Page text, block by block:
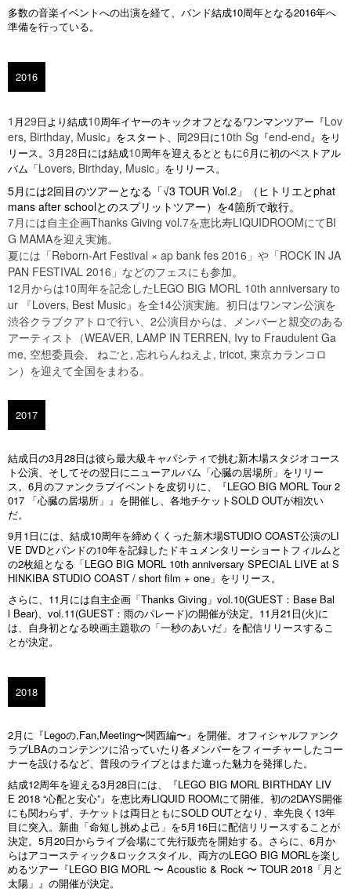
多数の音楽イベントへの出演を経て、バンド結成10周年となる2016年へ
準備を行っている。
2016
1 月29日より結成10周年イヤーのキックオフとなるワンマンツアー『Lov
ers, Birthday, Music』をスタート、 同29日に10th Sg 『end-end』をリ
リース。 3月28日には結成10周年を迎えるとともに6月に初のベストアル
バム「Lovers, Birthday, Music 」をリリース。
5月には2回目のツアーとなる「√3 TOUR Vol.2 」（ヒトリエとphat
mans after schoolとのスプリットツアー）を4箇所で敢行。
7月には自主企画Thanks Giving vol.7を恵比寿LIQUIDROOMにてBI
G MAMAを迎え実施。
夏には「Reborn‑Art Festival × ap bank fes 2016 」や「ROCK IN JA
PAN FESTIVAL 2016 」などのフェスにも参加。
12月からは10周年を記念したLEGO BIG MORL 10th anniversary to
ur 『Lovers, Best Music』を全14公演実施。初日はワンマン公演を
渋谷クラブクアトロで行い、 2公演目からは、メンバーと親交のある
アーティスト（WEAVER, LAMP IN TERREN, Ivy to Fraudulent Ga
me, 空想委員会, ねごと, 忘れらんねえよ, tricot, 東京カランコロ
ン）を迎えて全国をまわる。
2017
結成日の3月28日は彼ら最大級キャパシティで挑む新木場スタジオコース
ト公演、そしてその翌日にニューアルバム「心臓の居場所」をリリー
ス。6月のファンクラブイベントを皮切りに、『LEGO BIG MORL Tour 2
017 「心臓の居場所」』を開催し、各地チケットSOLD OUTが相次い
だ。
9月1日には、結成10周年を締めくくった新木場STUDIO COAST公演のLI
VE DVDとバンドの10年を記録したドキュメンタリーショートフィルムと
の2枚組となる「LEGO BIG MORL 10th anniversary SPECIAL LIVE at S
HINKIBA STUDIO COAST / short film + one」をリリース。
さらに、11月には自主企画「Thanks Giving」vol.10(GUEST：Base Bal
l Bear)、vol.11(GUEST：雨のパレード)の開催が決定。11月21日(火)に
は、自身初となる映画主題歌の「一秒のあいだ」を配信リリースするこ
とが決定。
2018
2月に『Legoの,Fan,Meeting〜関西編〜』を開催。オフィシャルファンク
ラブLBAのコンテンツに沿っていたり各メンバーをフィーチャーしたコー
ナーを設けるなど、普段のライブとはまた違った魅力を発揮した。
結成12周年を迎える3月28日には、『LEGO BIG MORL BIRTHDAY LIV
E 2018 “心配と安心”』を恵比寿LIQUID ROOMにて開催。初の2DAYS開催
にも関わらず、チケットは両日ともにSOLD OUTとなり、幸先良く13年
目に突入。新曲「命短し挑めよ己」を5月16日に配信リリースすることが
決定。5月20日からライブ会場にて先行販売を開始する。さらに、6月か
らはアコースティック&ロックスタイル、両方のLEGO BIG MORLを楽し
めるツアー『LEGO BIG MORL 〜 Acoustic & Rock 〜 TOUR 2018「月と
太陽」』の開催が決定。